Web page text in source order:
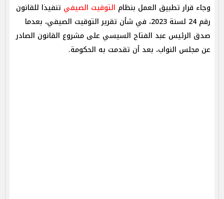
وجاء قرار تطبيق العمل بنظام التوقيت الصيفي تنفيذا للقانون
رقم 24 لسنة 2023، في شأن تقرير التوقيت الصيفي، بعدما
صدق الرئيس عبد الفتاح السيسي على مشروع القانون الصادر
عن مجلس النواب، بعد أن تقدمت به الحكومة.